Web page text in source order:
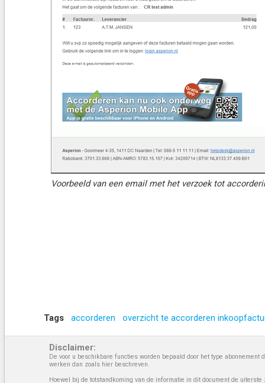
Voorbeeld van een email met het verzoek tot
Tags accorderen overzicht te accorderen
Disclaimer:
De voor u beschikbare functies worden bepaald door het type
werken dan zoals hier beschreven.
Hoewel bij de totstandkoming van de informatie in dit document de